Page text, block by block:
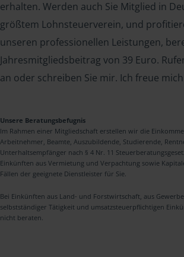
erhalten. Werden auch Sie Mitglied in
größtem Lohnsteuerverein, und
unseren professionellen Leistungen,
Jahresmitgliedsbeitrag von 39 Euro.
an oder schreiben Sie mir. Ich freue mich
Unsere Beratungsbefugnis
Im Rahmen einer Mitgliedschaft erstellen wir die
Arbeitnehmer, Beamte, Auszubildende, Studierende,
Unterhaltsempfänger nach § 4 Nr. 11
Einkünften aus Vermietung und Verpachtung sowie
Fällen der geeignete Dienstleister für Sie.
Bei Einkünften aus Land- und Forstwirtschaft, aus
selbstständiger Tätigkeit und umsatzsteuerpflichtigen
nicht beraten.